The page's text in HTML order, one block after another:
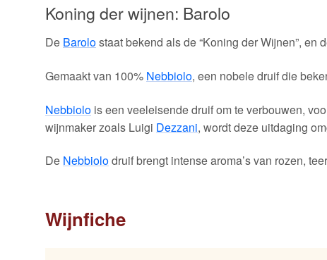
Koning der wijnen: Barolo
De Barolostaat bekend als de “Koning der Wijnen”, en
Gemaakt van 100% Nebbiolo, een nobele druif die
Nebbiolo is een veeleisende druif om te verbouwen,
wijnmaker zoals Luigi Dezzani, wordt deze uitdaging
De Nebbiolodruif brengt intense aroma’s van rozen,
Wijnfiche